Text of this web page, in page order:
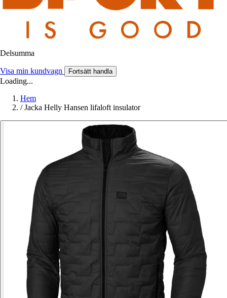
Delsumma
Visa min kundvagn Fortsätt handla
Loading...
Hem
/ Jacka Helly Hansen lifaloft insulator